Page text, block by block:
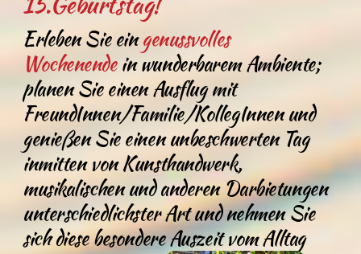
Erleben Sie eingenussvolles
Wochenendein wunderbarem Ambiente;
planen Sie einen Ausflug mit
FreundInnen/Familie/KollegInnen und
genießen Sie einen unbeschwerten Tag
inmitten von Kunsthandwerk,
musikalischen und anderen Darbietungen
unterschiedlichster Art und nehmen Sie
sich diese besondere Auszeit vom Alltag